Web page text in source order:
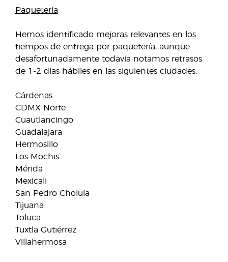
Paquetería
Hemos identificado mejoras relevantes en los
tiempos de entrega por paquetería, aunque
desafortunadamente todavía notamos retrasos
de 1-2 días hábiles en las siguientes ciudades:
Cárdenas
CDMX Norte
Cuautlancingo
Guadalajara
Hermosillo
Los Mochis
Mérida
Mexicali
San Pedro Cholula
Tijuana
Toluca
Tuxtla Gutiérrez
Villahermosa